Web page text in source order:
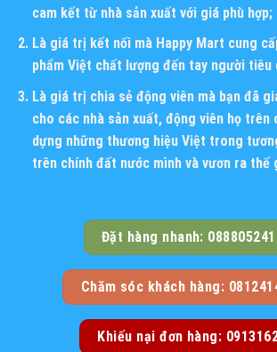
cam kết từ nhà sản xuất với giá phù hợp;
Là giá trị kết nối mà Happy Mart cung
phẩm Việt chất lượng đến tay người tiêu
Là giá trị chia sẻ động viên mà bạn đã
cho các nhà sản xuất, động viên họ trên
dựng những thương hiệu Việt trong
trên chính đất nước mình và vươn ra thế
Đặt hàng nhanh:
Chăm sóc khách hàng:
Khiếu nại đơn hàng: